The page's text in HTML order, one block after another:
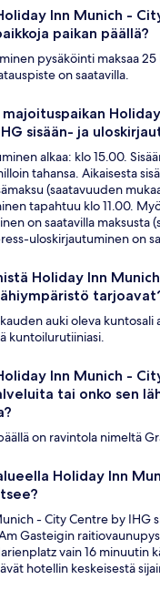
Inn Munich -
paikan päällä?
pysäköinti maksaa 25
on saatavilla.
sisään- ja
alkaa: klo 15.00.
tahansa. Aikaisesta
(saatavuuden
tapahtuu klo 11.00.
on saatavilla maksusta
uloskirjautuminen on
Holiday Inn
auki oleva kuntosali
kuntoilurutiiniasi.
Inn Munich -
tai onko sen
on ravintola nimeltä
Holiday Inn
- City Centre by IHG
Gasteigin
vain 16 minuutin
hotellin keskeisestä